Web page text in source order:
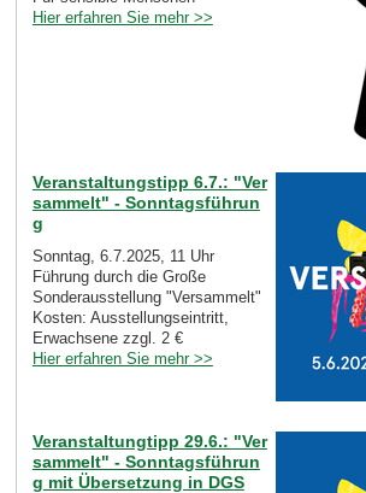
Hier erfahren Sie mehr >>
Veranstaltungstipp 6.7.: "Ver
sammelt" - Sonntagsführun
g
Sonntag, 6.7.2025, 11 Uhr
Führung durch die Große
Sonderausstellung "Versammelt"
Kosten: Ausstellungseintritt,
Erwachsene zzgl. 2 €
Hier erfahren Sie mehr >>
Veranstaltungtipp 29.6.: "Ver
sammelt" - Sonntagsführun
g mit Übersetzung in DGS